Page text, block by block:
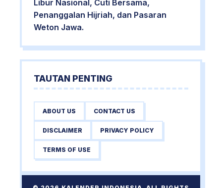
Libur Nasional, Cuti Bersama,
Penanggalan Hijriah, dan Pasaran
Weton Jawa.
TAUTAN PENTING
ABOUT US CONTACT US
DISCLAIMER PRIVACY POLICY
TERMS OF USE